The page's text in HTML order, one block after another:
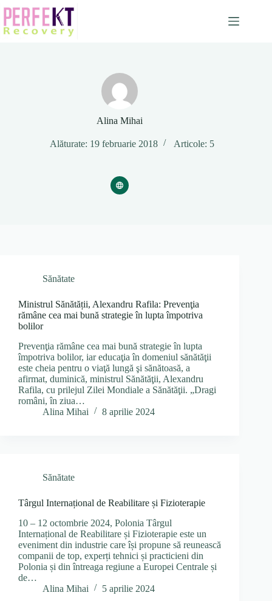
conținut
Alina Mihai
Alăturate: 19 februarie 2018 Articole: 5
Sănătate
Ministrul Sănătății, Alexandru Rafila: Prevenţia
rămâne cea mai bună strategie în lupta împotriva
bolilor
Prevenţia rămâne cea mai bună strategie în lupta
împotriva bolilor, iar educaţia în domeniul sănătăţii
este cheia pentru o viaţă lungă şi sănătoasă, a
afirmat, duminică, ministrul Sănătăţii, Alexandru
Rafila, cu prilejul Zilei Mondiale a Sănătăţii. „Dragi
români, în ziua…
Alina Mihai
8 aprilie 2024
Sănătate
Târgul Internațional de Reabilitare și Fizioterapie
10 – 12 octombrie 2024, Polonia Târgul
Internațional de Reabilitare și Fizioterapie este un
eveniment din industrie care își propune să reunească
companii de top, experți tehnici și practicieni din
Polonia și din întreaga regiune a Europei Centrale și
de…
Alina Mihai
5 aprilie 2024